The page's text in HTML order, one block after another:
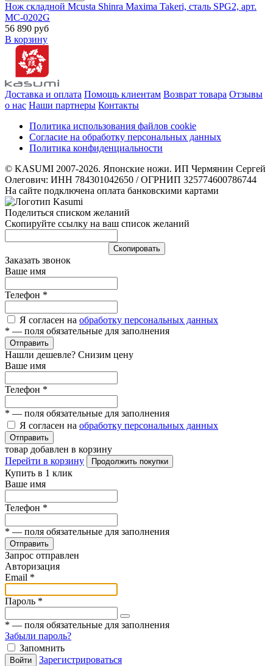
Нож складной Mcusta Shinra Maxima Takeri, сталь SPG2, арт.
MC-0202G
56 890 руб
В корзину
Доставка и оплата Помощь клиентам Возврат товара Отзывы
о нас Наши партнеры Контакты
Политика использования файлов cookie
Согласие на обработку персональных данных
Политика конфиденциальности
© KASUMI 2007-2026. Японские ножи. ИП Чермянин Сергей
Олегович: ИНН 784301042650 / ОГРНИП 325774600786744
На сайте подключена оплата банковскими картами
Поделиться списком желаний
Скопируйте ссылку на ваш список желаний
Cкопировать
Заказать звонок
Ваше имя
Телефон *
Я согласен на обработку персональных данных
* — поля обязательные для заполнения
Отправить
Нашли дешевле? Снизим цену
Ваше имя
Телефон *
* — поля обязательные для заполнения
Я согласен на обработку персональных данных
Отправить
товар добавлен в корзину
Перейти в корзину
Продолжить покупки
Купить в 1 клик
Ваше имя
Телефон *
* — поля обязательные для заполнения
Отправить
Запрос отправлен
Авторизация
Email *
Пароль *
* — поля обязательные для заполнения
Забыли пароль?
Запомнить
Войти
Зарегистрироваться